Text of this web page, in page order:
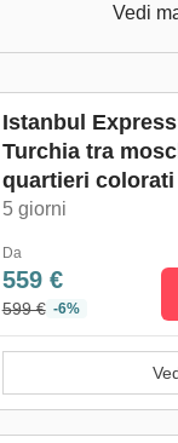
Vedi
Istanbul
Turchia tra
quartieri colorati
5 giorni
Da
559 €
599 € -6%